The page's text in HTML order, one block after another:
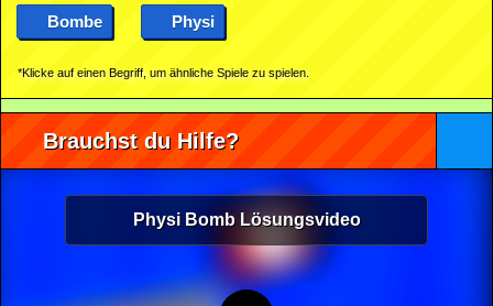
Bombe Physi
*Klicke auf einen Begriff, um ähnliche Spiele zu spielen.
Brauchst du Hilfe?
Physi Bomb Lösungsvideo